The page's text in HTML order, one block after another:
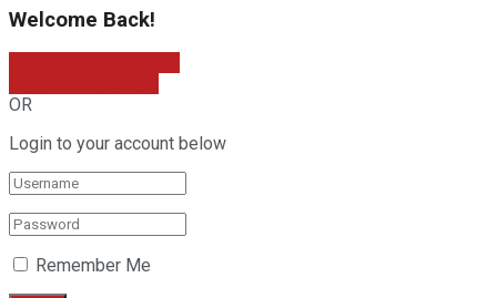
Welcome Back!
OR
Login to your account below
Remember Me